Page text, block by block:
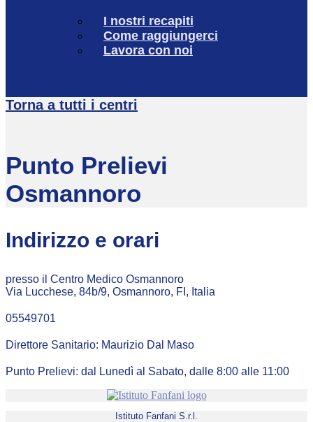
I nostri recapiti
Come raggiungerci
Lavora con noi
Torna a tutti i centri
Punto Prelievi
Osmannoro
Indirizzo e orari
presso il Centro Medico Osmannoro
Via Lucchese, 84b/9, Osmannoro, FI, Italia
05549701
Direttore Sanitario: Maurizio Dal Maso
Punto Prelievi: dal Lunedì al Sabato, dalle 8:00 alle 11:00
Istituto Fanfani S.r.l.